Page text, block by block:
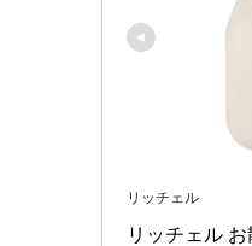
リッチェル
リッチェル